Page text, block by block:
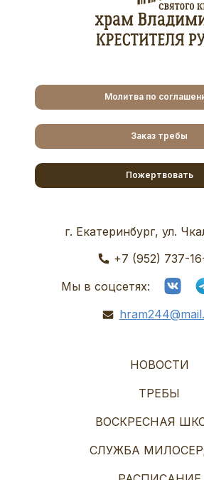
Молитва по
Заказ требы
Пожертвовать
г. Екатеринбург, ул.
+7 (952) 737-
Мы в соцсетях:
НОВОСТИ
ТРЕБЫ
ВОСКРЕСНАЯ
СЛУЖБА